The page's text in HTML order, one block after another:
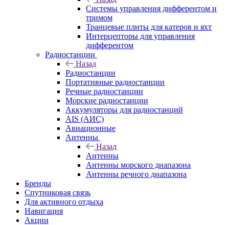
Системы управления дифферентом и
тримом
Транцевые плиты для катеров и яхт
Интерцепторы для управления
дифферентом
Радиостанции
Назад
Радиостанции
Портативные радиостанции
Речные радиостанции
Морские радиостанции
Аккумуляторы для радиостанций
AIS (АИС)
Авиационные
Антенны
Назад
Антенны
Антенны морского диапазона
Антенны речного диапазона
Бренды
Спутниковая связь
Для активного отдыха
Навигация
Акции